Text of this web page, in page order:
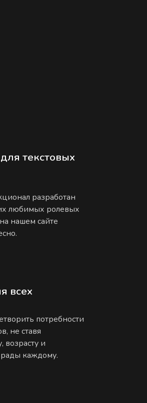
текстовых
разработан
любимых ролевых
нашем сайте
всех
потребности
не ставя
возрасту и
каждому.